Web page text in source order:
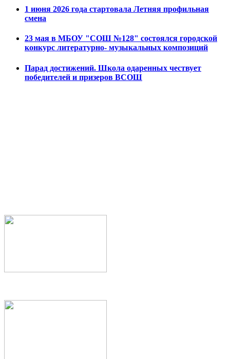
1 июня 2026 года стартовала Летняя профильная
смена
23 мая в МБОУ "СОШ №128" состоялся городской
конкурс литературно- музыкальных композиций
Парад достижений. Школа одаренных чествует
победителей и призеров ВСОШ